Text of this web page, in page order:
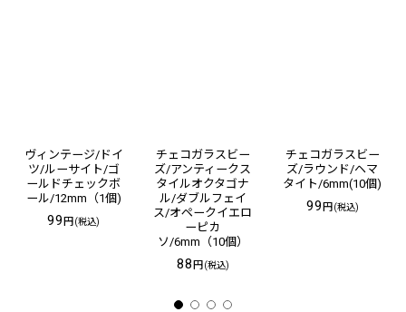
ヴィンテージ/ドイ
ツ/ルーサイト/ゴ
ールドチェックボ
ール/12mm（1個)
99円(税込)
チェコガラスビー
ズ/アンティークス
タイルオクタゴナ
ル/ダブルフェイ
ス/オペークイエロ
ーピカ
ソ/6mm（10個）
88円(税込)
チェコガラスビー
ズ/ラウンド/ヘマ
タイト/6mm(10個)
99円(税込)